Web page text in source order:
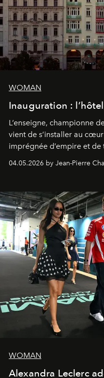
WOMAN
Inauguration :
L’enseigne, championne
vient de s’installer au
imprégnée d’empire et
extrêmes fait merveille.
04.05.2026 by Jean-Pierre
WOMAN
Alexandra Leclerc